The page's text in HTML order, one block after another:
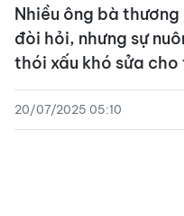
Nhiều ông bà
đòi hỏi, nhưng sự
thói xấu khó sửa cho
20/07/2025 05:10